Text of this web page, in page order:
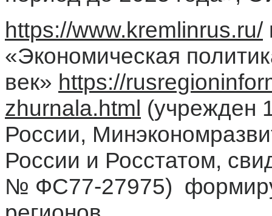
https://www.kremlinrus.ru/
«Экономическая
век» https://
zhurnala.html (учрежден
России,
России и Росстатом,
№ ФС77-27975)